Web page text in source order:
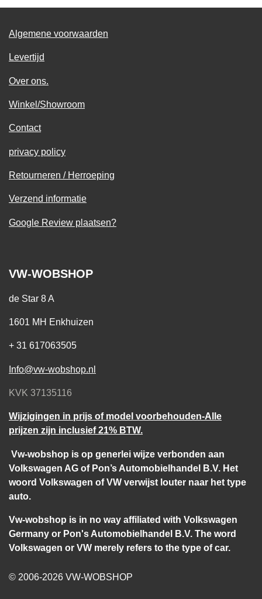
Algemene voorwaarden
Levertijd
Over ons.
Winkel/Showroom
Contact
privacy policy
Retourneren / Herroeping
Verzend informatie
Google Review plaatsen?
VW-WOBSHOP
de Star 8 A
1601 MH Enkhuizen
+ 31 617063505
Info@vw-wobshop.nl
KVK 37135116
Wijzigingen in prijs of model voorbehouden-Alle
prijzen zijn inclusief 21% BTW.
Vw-wobshop is op generlei wijze verbonden aan
Volkswagen AG of Pon’s Automobielhandel B.V. Het
woord Volkswagen of VW verwijst louter naar het type
auto.
Vw-wobshop is in no way affiliated with Volkswagen
Germany or Pon's Automobielhandel B.V. The word
Volkswagen or VW merely refers to the type of car.
© 2006-2026 VW-WOBSHOP